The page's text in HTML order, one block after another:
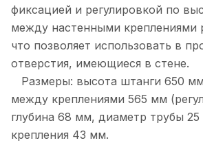
фиксацией и регулировкой по
между настенными креплениями
что позволяет использовать в
отверстия, имеющиеся в стене.
Размеры: высота штанги 650
между креплениями 565 мм
глубина 68 мм, диаметр трубы
крепления 43 мм.